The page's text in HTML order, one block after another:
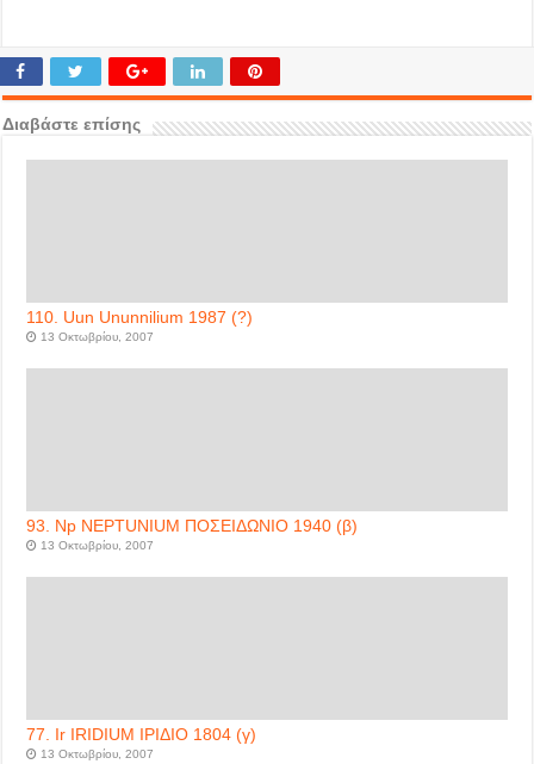
Διαβάστε επίσης
110. Uun Ununnilium 1987 (?)
13 Οκτωβρίου, 2007
93. Np NEPTUNIUM ΠΟΣΕΙΔΩΝΙΟ 1940 (β)
13 Οκτωβρίου, 2007
77. Ir IRIDIUM ΙΡΙΔΙΟ 1804 (γ)
13 Οκτωβρίου, 2007